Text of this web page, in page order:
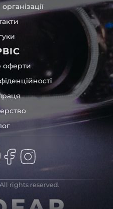
оферти
rights reserved.